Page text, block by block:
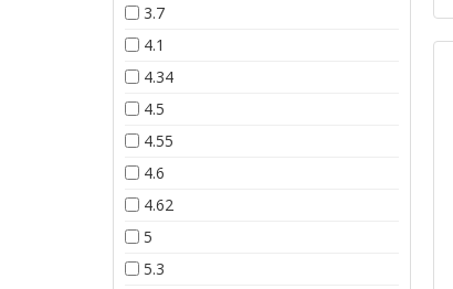
3.7
4.1
4.34
4.5
4.55
4.6
4.62
5
5.3